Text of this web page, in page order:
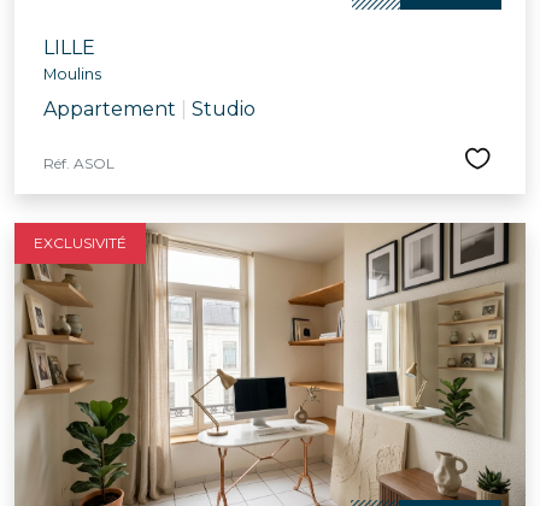
LILLE
Moulins
Appartement Studio
Réf. ASOL
EXCLUSIVITÉ